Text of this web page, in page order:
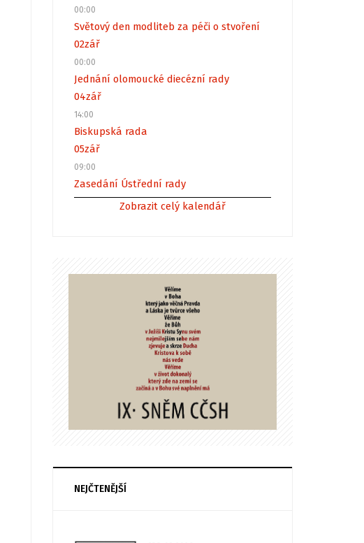
00:00
Světový den modliteb za péči o stvoření
02zář
00:00
Jednání olomoucké diecézní rady
04zář
14:00
Biskupská rada
05zář
09:00
Zasedání Ústřední rady
Zobrazit celý kalendář
NEJČTENĚJŠÍ